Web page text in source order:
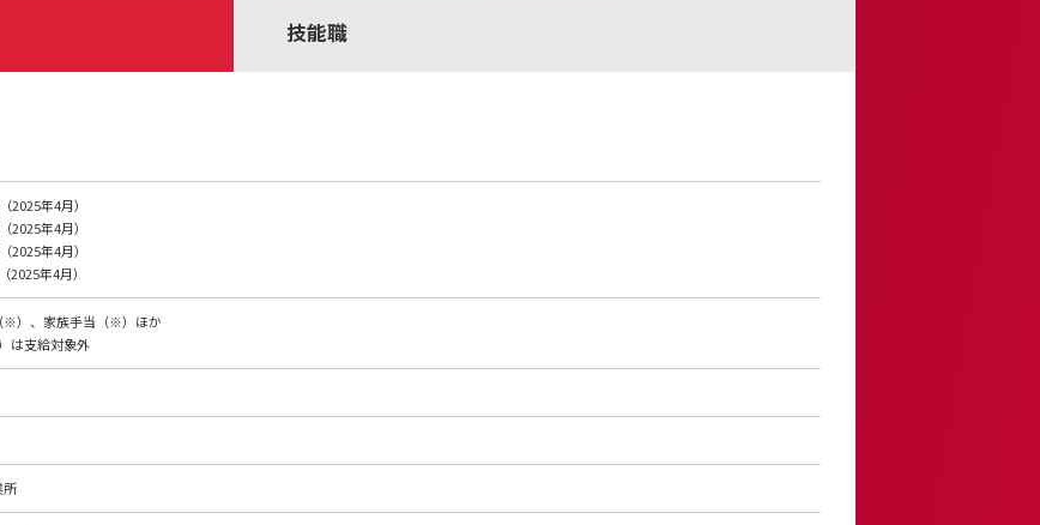
技能職
年4月）
年4月）
年4月）
年4月）
※）、家族手当（※）ほか
は支給対象外
所